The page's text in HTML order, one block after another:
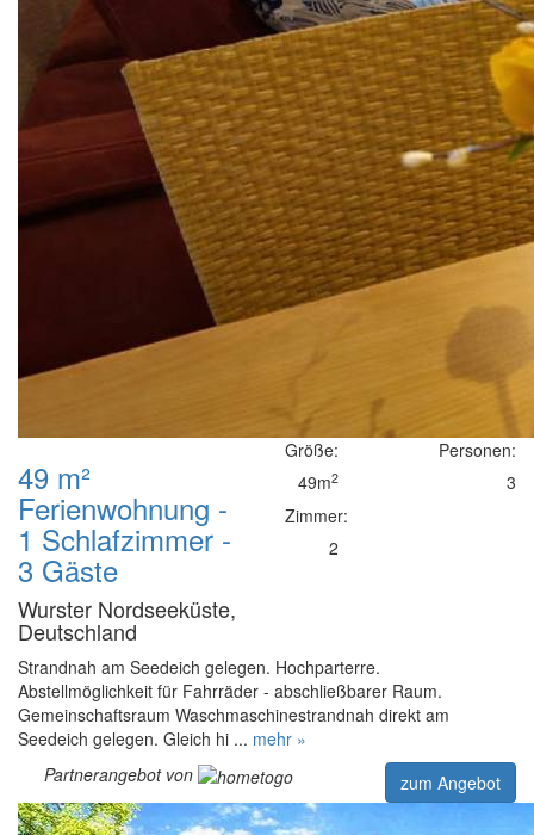
49 m²
Ferienwohnung -
1 Schlafzimmer -
3 Gäste
Wurster Nordseeküste,
Deutschland
Größe:
49m2
Zimmer:
2
Personen:
3
Strandnah am Seedeich gelegen. Hochparterre.
Abstellmöglichkeit für Fahrräder - abschließbarer Raum.
Gemeinschaftsraum Waschmaschinestrandnah direkt am
Seedeich gelegen. Gleich hi ... mehr »
Partnerangebot von
zum Angebot